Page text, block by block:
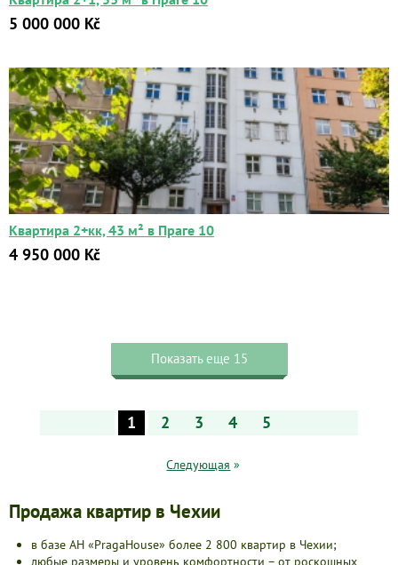
Продажа квартир в Чехии
в базе АН «PragaHouse» более 2 800 квартир в Чехии;
5 000 000 Kč
Квартира 2+кк, 43 м² в Праге 10
4 950 000 Kč
Показать еще 15
1 2 3 4 5
Следующая »